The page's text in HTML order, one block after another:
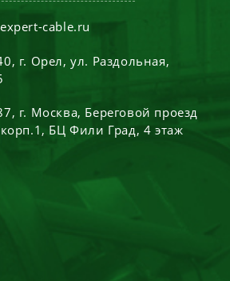
cable.ru
, г. Орел,ул. Раздольная,
, г. Москва, Береговой проезд
БЦ Фили Град, 4 этаж